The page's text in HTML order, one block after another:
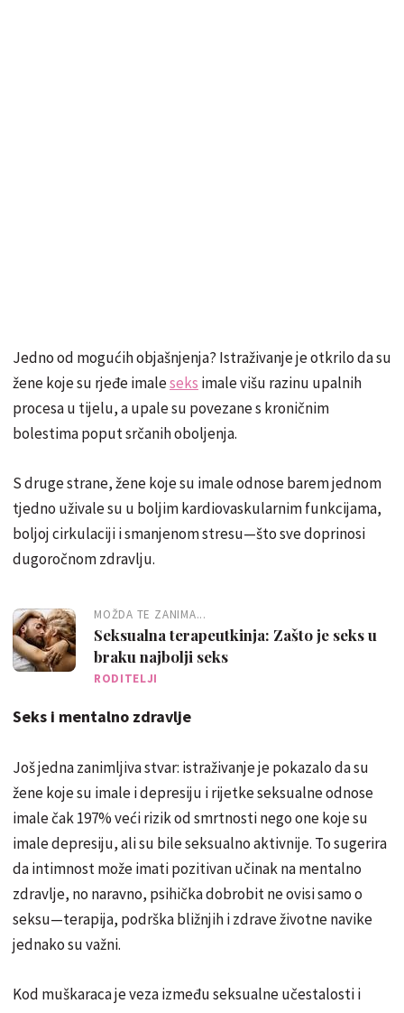
Jedno od mogućih objašnjenja? Istraživanje je otkrilo da su
žene koje su rjeđe imaleseks imale višu razinu upalnih
procesa u tijelu, a upale su povezane s kroničnim
bolestima poput srčanih oboljenja.
S druge strane, žene koje su imale odnose barem jednom
tjedno uživale su u boljim kardiovaskularnim funkcijama,
boljoj cirkulaciji i smanjenom stresu—što sve doprinosi
dugoročnom zdravlju.
MOŽDA TE ZANIMA...
Seksualna terapeutkinja: Zašto je seks u
braku najbolji seks
RODITELJI
Seks i mentalno zdravlje
Još jedna zanimljiva stvar: istraživanje je pokazalo da su
žene koje su imale i depresiju i rijetke seksualne odnose
imale čak 197% veći rizik od smrtnosti nego one koje su
imale depresiju, ali su bile seksualno aktivnije. To sugerira
da intimnost može imati pozitivan učinak na mentalno
zdravlje, no naravno, psihička dobrobit ne ovisi samo o
seksu—terapija, podrška bližnjih i zdrave životne navike
jednako su važni.
Kod muškaraca je veza između seksualne učestalosti i